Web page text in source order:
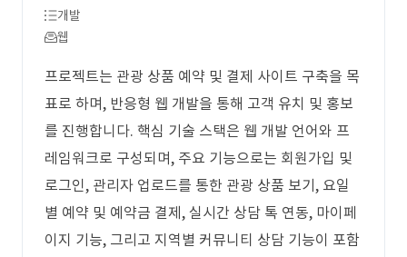
개발
웹
프로젝트는 관광 상품 예약 및 결제 사이트 구축을 목
표로 하며, 반응형 웹 개발을 통해 고객 유치 및 홍보
를 진행합니다. 핵심 기술 스택은 웹 개발 언어와 프
레임워크로 구성되며, 주요 기능으로는 회원가입 및
로그인, 관리자 업로드를 통한 관광 상품 보기, 요일
별 예약 및 예약금 결제, 실시간 상담 톡 연동, 마이페
이지 기능, 그리고 지역별 커뮤니티 상담 기능이 포함